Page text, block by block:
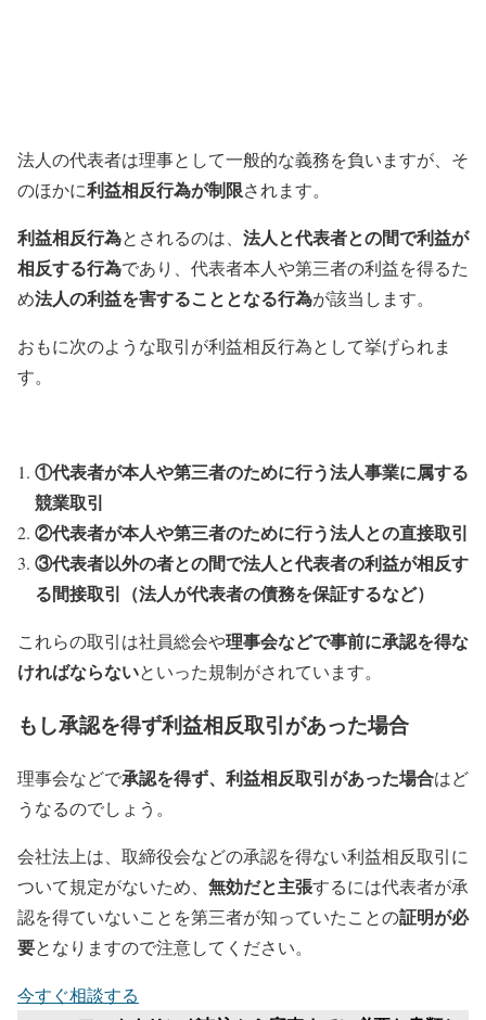
法人の代表者は理事として一般的な義務を負いますが、そ
のほかに利益相反行為が制限されます。
利益相反行為とされるのは、 法人と代表者との間で利益が
相反する行為であり、代表者本人や第三者の利益を得るた
め法人の利益を害することとなる行為が該当します。
おもに次のような取引が利益相反行為として挙げられま
す。
①代表者が本人や第三者のために行う法人事業に属する
競業取引
②代表者が本人や第三者のために行う法人との直接取引
③代表者以外の者との間で法人と代表者の利益が相反す
る間接取引（法人が代表者の債務を保証するなど）
これらの取引は社員総会や理事会などで事前に承認を得な
ければならないといった規制がされています。
もし承認を得ず利益相反取引があった場合
理事会などで承認を得ず、利益相反取引があった場合はど
うなるのでしょう。
会社法上は、取締役会などの承認を得ない利益相反取引に
ついて規定がないため、 無効だと主張するには代表者が承
認を得ていないことを第三者が知っていたことの証明が必
要となりますので注意してください。
今すぐ相談する